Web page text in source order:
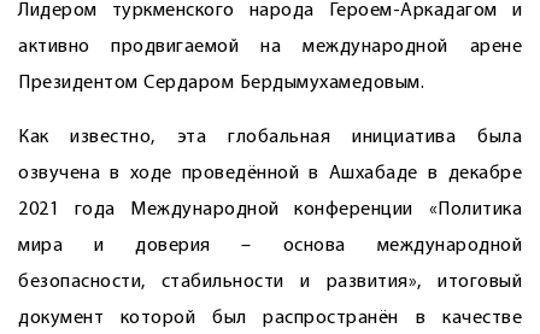
Лидером туркменского народа Героем-­Аркадагом и
активно продвигаемой на международной арене
Президентом Сердаром Бердымухамедовым.
Как известно, эта глобальная инициатива была
озвучена в ходе проведённой в Ашхабаде в декабре
2021 года Международной конференции «Политика
мира и доверия – основа международной
безопасности, стабильности и развития», итоговый
документ которой был распространён в качестве